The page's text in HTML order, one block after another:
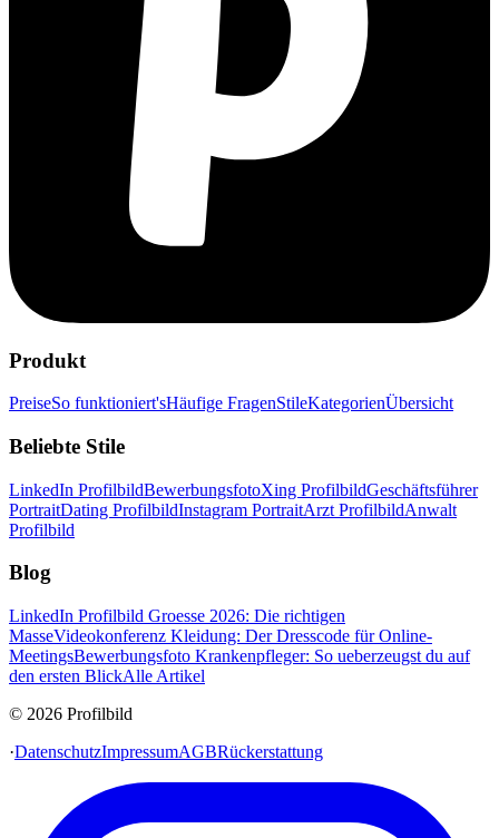
Produkt
PreiseSo funktioniert'sHäufige FragenStileKategorienÜbersicht
Beliebte Stile
LinkedIn ProfilbildBewerbungsfotoXing ProfilbildGeschäftsführer
PortraitDating ProfilbildInstagram PortraitArzt ProfilbildAnwalt
Profilbild
Blog
LinkedIn Profilbild Groesse 2026: Die richtigen
MasseVideokonferenz Kleidung: Der Dresscode für Online-
MeetingsBewerbungsfoto Krankenpfleger: So ueberzeugst du auf
den ersten BlickAlle Artikel
© 2026 Profilbild
·DatenschutzImpressumAGBRückerstattung